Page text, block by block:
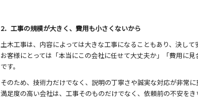
2．工事の規模が大きく、費用も小さくないから
土木工事は、内容によっては大きな工事になることもあり、決して
お客様にとっては「本当にこの会社に任せて大丈夫か」「費用に
です。
そのため、技術力だけでなく、説明の丁寧さや誠実な対応が非常に
満足度の高い会社は、工事そのものだけでなく、依頼前の不安を